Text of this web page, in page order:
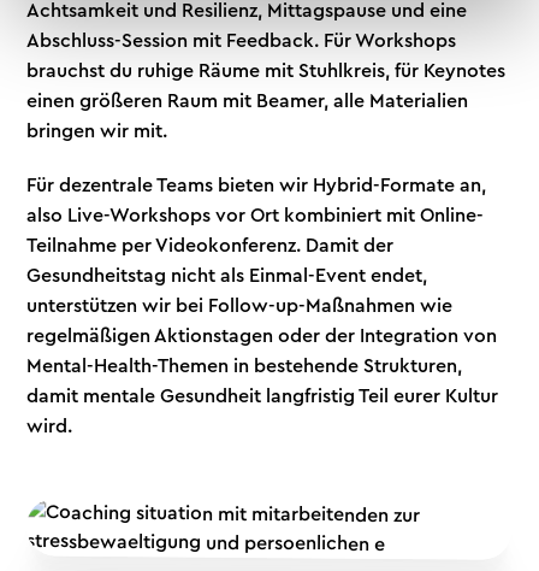
Achtsamkeit und Resilienz, Mittagspause und eine
Abschluss-Session mit Feedback. Für Workshops
brauchst du ruhige Räume mit Stuhlkreis, für Keynotes
einen größeren Raum mit Beamer, alle Materialien
bringen wir mit.
Für dezentrale Teams bieten wir Hybrid-Formate an,
also Live-Workshops vor Ort kombiniert mit Online-
Teilnahme per Videokonferenz. Damit der
Gesundheitstag nicht als Einmal-Event endet,
unterstützen wir bei Follow-up-Maßnahmen wie
regelmäßigen Aktionstagen oder der Integration von
Mental-Health-Themen in bestehende Strukturen,
damit mentale Gesundheit langfristig Teil eurer Kultur
wird.